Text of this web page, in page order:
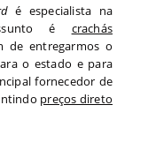
é especialista na
é crachás
de entregarmos o
o estado e para
fornecedor de
preços direto